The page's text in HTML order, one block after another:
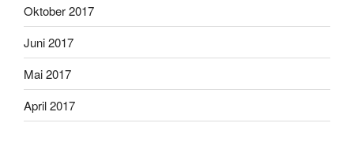
Oktober 2017
Juni 2017
Mai 2017
April 2017